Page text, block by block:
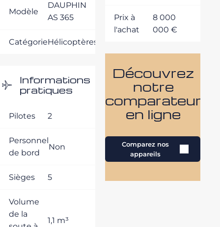
Modèle
DAUPHIN
AS 365
CatégorieHélicoptères
Informations
pratiques
Pilotes 2
Personnel
de bord
Non
Sièges 5
Volume
de la
1,1 m³
Prix à
l'achat
8 000
000 €
Découvrez
notre
comparateur
en ligne
Comparez nos
appareils